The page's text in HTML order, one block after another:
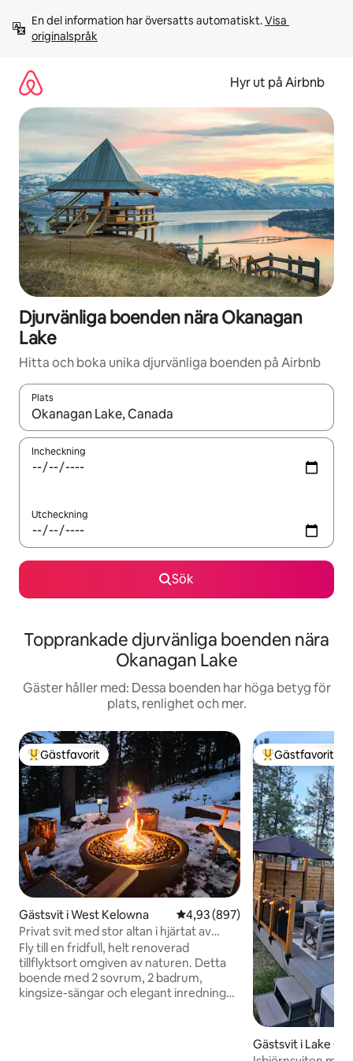
innehåll
En del information har översatts automatiskt. Visa
originalspråk
Hyr ut på Airbnb
Djurvänliga boenden nära Okanagan
Lake
Hitta och boka unika djurvänliga boenden på Airbnb
Plats
När resultaten är tillgängliga kan du navigera med upp- och
Incheckning
Utcheckning
Sök
Topprankade djurvänliga boenden nära
Okanagan Lake
Gäster håller med: Dessa boenden har höga betyg för
plats, renlighet och mer.
Populär gästfavorit
Gästfavorit
Gästsvit i West Kelowna 4,93 av 5 i genomsnittligt
4,93 (897)
Privat svit med stor altan i hjärtat av
Okanagan
Fly till en fridfull, helt renoverad
tillflyktsort omgiven av naturen. Detta
boende med 2 sovrum, 2 badrum,
kingsize-sängar och elegant inredning
Populär
Gästfavorit
Gästsvit i Lake